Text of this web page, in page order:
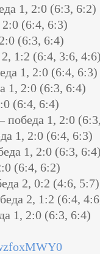
1, 2:0 (6:3, 6:2)
(6:4, 6:3)
(6:3, 6:4)
1:2 (6:4, 3:6,
1, 2:0 (6:4, 6:3)
1, 2:0 (6:3, 6:4)
(6:4, 6:4)
1, 2:0
1, 2:0 (6:4, 6:3)
1, 2:0 (6:3,
(6:4, 6:2)
2, 0:2 (4:6, 5:7)
2, 1:2 (6:4,
1, 2:0 (6:3, 6:4)